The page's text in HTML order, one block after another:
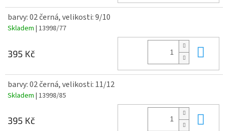
barvy: 02 černá, velikosti: 9/10
Skladem | 13998/77
395 Kč
barvy: 02 černá, velikosti: 11/12
Skladem | 13998/85
395 Kč